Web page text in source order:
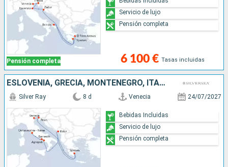
Pensión completa 6 100 € Tasas incluidas
Servicio de lujo
Pensión completa
ESLOVENIA, GRECIA, MONTENEGRO, ITALIA
Silver Ray 8 d Venecia 24/07/2027
Bebidas Incluidas
Servicio de lujo
Pensión completa